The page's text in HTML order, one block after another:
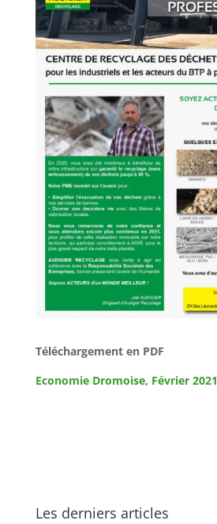
Téléchargement en PDF
Economie Dromoise, Février 2021
Les derniers articles